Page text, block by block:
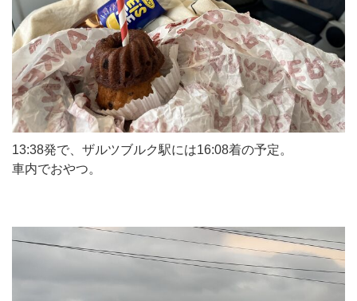
13:38発で、ザルツブルク駅には16:08着の予定。
車内でおやつ。